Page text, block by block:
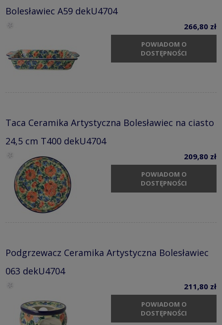
Bolesławiec A59 dekU4704
266,80 zł
POWIADOM O
DOSTĘPNOŚCI
Taca Ceramika Artystyczna Bolesławiec na ciasto
24,5 cm T400 dekU4704
209,80 zł
POWIADOM O
DOSTĘPNOŚCI
Podgrzewacz Ceramika Artystyczna Bolesławiec
063 dekU4704
211,80 zł
POWIADOM O
DOSTĘPNOŚCI